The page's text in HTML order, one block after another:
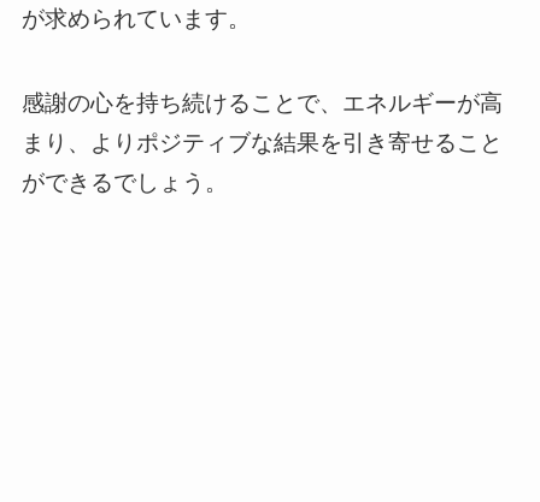
が求められています。
感謝の心を持ち続けることで、エネルギーが高
まり、よりポジティブな結果を引き寄せること
ができるでしょう。